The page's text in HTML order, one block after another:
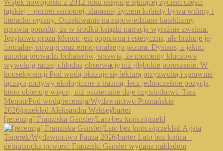
[recenzja] Franziska Gänsler/Lato bez końca/przekł